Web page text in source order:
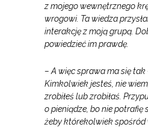
z mojego wewnętrznego
wrogowi. Ta wiedza
interakcję z moją grupą.
powiedzieć im prawdę.
– A więc sprawa ma się tak
Kimkolwiek jesteś, nie
zrobiłeś lub zrobiłaś.
o pieniądze, bo nie potrafię
żeby którekolwiek spośród